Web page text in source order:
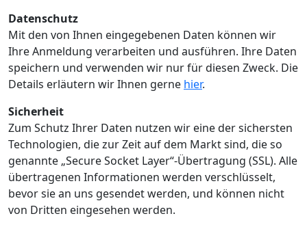
Datenschutz
Mit den von Ihnen eingegebenen Daten können wir
Ihre Anmeldung verarbeiten und ausführen. Ihre Daten
speichern und verwenden wir nur für diesen Zweck. Die
Details erläutern wir Ihnen gerne hier.
Sicherheit
Zum Schutz Ihrer Daten nutzen wir eine der sichersten
Technologien, die zur Zeit auf dem Markt sind, die so
genannte „Secure Socket Layer“-Übertragung (SSL). Alle
übertragenen Informationen werden verschlüsselt,
bevor sie an uns gesendet werden, und können nicht
von Dritten eingesehen werden.